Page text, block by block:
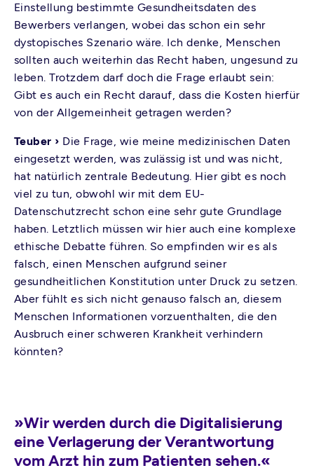
Einstellung bestimmte Gesundheitsdaten des
Bewerbers verlangen, wobei das schon ein sehr
dystopisches Szenario wäre. Ich denke, Menschen
sollten auch weiterhin das Recht haben, ungesund zu
leben. Trotzdem darf doch die Frage erlaubt sein:
Gibt es auch ein Recht darauf, dass die Kosten hierfür
von der Allgemeinheit getragen werden?
Teuber › Die Frage, wie meine medizinischen Daten
eingesetzt werden, was zulässig ist und was nicht,
hat natürlich zentrale Bedeutung. Hier gibt es noch
viel zu tun, obwohl wir mit dem EU-
Datenschutzrecht schon eine sehr gute Grundlage
haben. Letztlich müssen wir hier auch eine komplexe
ethische Debatte führen. So empfinden wir es als
falsch, einen Menschen aufgrund seiner
gesundheitlichen Konstitution unter Druck zu setzen.
Aber fühlt es sich nicht genauso falsch an, diesem
Menschen Informationen vorzuenthalten, die den
Ausbruch einer schweren Krankheit verhindern
könnten?
»Wir werden durch die Digitalisierung
eine Verlagerung der Verantwortung
vom Arzt hin zum Patienten sehen.«